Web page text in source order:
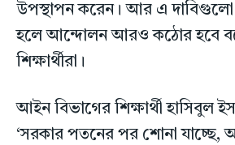
উপস্থাপন করেন। আর এ দাবিগুলো
হলে আন্দোলন আরও কঠোর হবে
শিক্ষার্থীরা।
আইন বিভাগের শিক্ষার্থী হাসিবুল
‘সরকার পতনের পর শোনা যাচ্ছে,